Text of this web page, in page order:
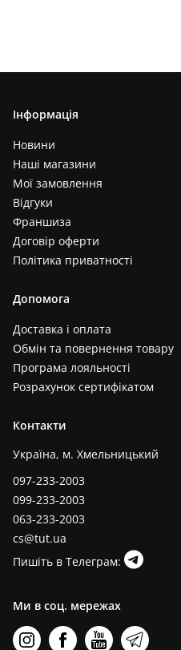
Інформація
Новини
Наші магазини
Мої замовлення
Відгуки
Франшиза
Договір оферти
Політика приватності
Допомога
Доставка і оплата
Обмін та повернення товару
Програма лояльності
Розрахунок сертифікатом
Контакти
Україна, м. Хмельницький
097-233-2003
099-233-2003
063-233-2003
cs@tut.ua
Пишіть в Телеграм:
Ми в соц. мережах